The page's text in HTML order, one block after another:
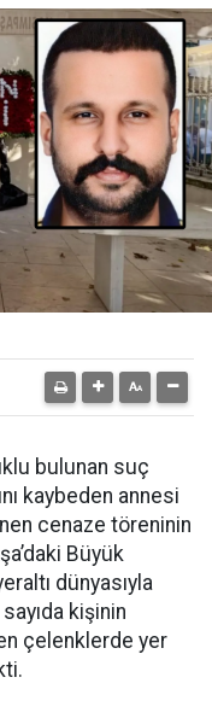
bulunan suç
kaybeden annesi
cenaze töreninin
Büyük
dünyasıyla
kişinin
çelenklerde yer